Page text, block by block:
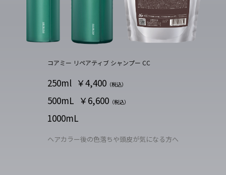
コアミー リペアティブ シャンプー CC
250ml ￥4,400 （税込）
500mL ￥6,600 （税込）
1000mL
ヘアカラー後の色落ちや頭皮が気になる方へ